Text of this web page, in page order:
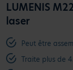
LUMENIS
laser
Peut être
Traite plus de